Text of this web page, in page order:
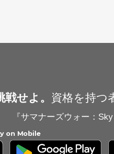
戦せよ。 資格を持つ
『サマナーズウォー：
on Mobile